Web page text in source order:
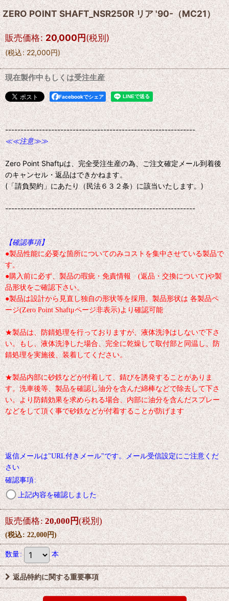
ZERO POINT SHAFT_NSR250R リア '90-（MC21）
販売価格: 20,000円(税別)
(税込: 22,000円)
現在製作中もしくは受注生産
Facebookでシェア
--------------------------------------------------------------
≪≪注意≫≫
Zero Point Shaftμは、完全受注生産の為、ご注文確定メール到着後
のキャンセル・返品はできかねます。
(「請負契約」にあたり（民法６３２条）に該当いたします。)
--------------------------------------------------------------
【確認事項】
●製品性能に必要な箇所についてのみコストを集中させている製品で
す。
●購入前に必ず、製品の瑕疵・免責情報 (返品・交換について)や製
品形状をご確認下さい。
●製品は設計から見直し独自の形状等を採用。製品形状は 各製品ペ
ージ(Zero Point Shaftμページ非表示)より確認可能
★製品は、防錆処理を行っておりますが、液体洗浄はしないで下さ
い。もし、液体洗浄した場合、完全に乾燥して取付部と同温し、防
錆処理を実施後、装着してください。
★製品内部に砂鉄などが付着して、錆びを誘発することがありま
す。洗車後等、製品を確認し油分を含んだ綿棒などで除去して下さ
い。より防錆効果を求められる場合、内部に油分を含んだスプレー
などをして頂く事で砂鉄などが付着することが防げます
返信メールは"URL付きメール"です。メール受信設定にご注意くだ
さい
確認事項:
上記内容を確認しました
販売価格: 20,000円(税別)
(税込: 22,000円)
数量: 本
返品特約に関する重要事項